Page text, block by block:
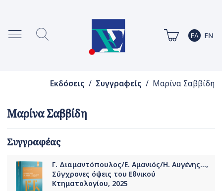
Εκδόσεις / Συγγραφείς / Μαρίνα Σαββίδη
Μαρίνα Σαββίδη
Συγγραφέας
Γ. Διαμαντόπουλος/Ε. Αμανιός/Η. Αυγένης...,
Σύγχρονες όψεις του Εθνικού
Κτηματολογίου, 2025